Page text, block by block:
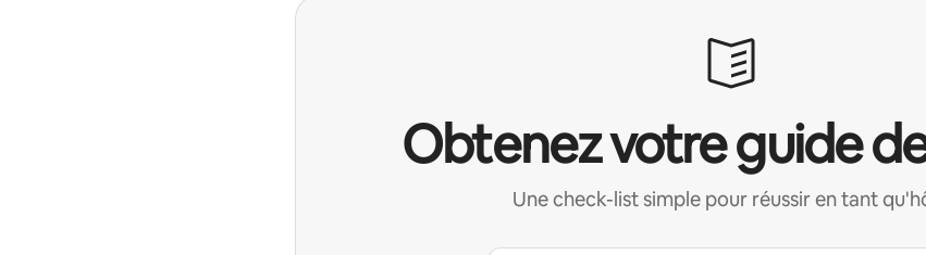
Obtenez votre guide
Une check-list simple pour réussir en tant